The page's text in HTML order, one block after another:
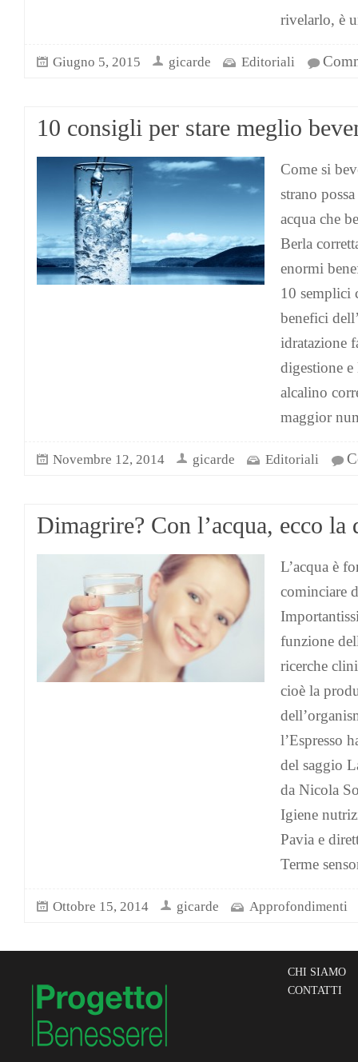
rivelarlo, è
Giugno 5, 2015 gicarde Editoriali
10 consigli per stare meglio
Come si
strano
acqua che
Berla
enormi
10 semplici
benefici
idratazione
digestione
alcalino
maggior
Novembre 12, 2014 gicarde Editoriali
Dimagrire? Con l’acqua, ecco la
L’acqua è
cominciare
funzione
ricerche
cioè la
l’Espresso
del saggio
da Nicola
Igiene
Pavia e
Terme
Ottobre 15, 2014 gicarde Approfondimenti
CHI SIAMO
CONTATTI